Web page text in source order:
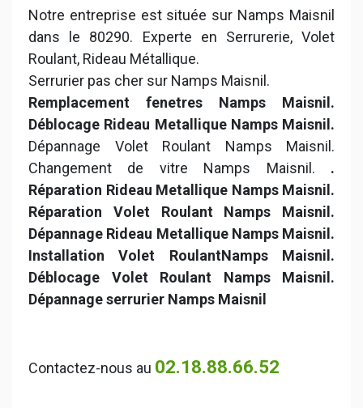
Notre entreprise est située sur Namps Maisnil
dans le 80290. Experte en Serrurerie, Volet
Roulant, Rideau Métallique.
Serrurier pas cher sur Namps Maisnil.
Remplacement fenetres Namps Maisnil.
Déblocage Rideau Metallique Namps Maisnil.
Dépannage Volet Roulant Namps Maisnil.
Changement de vitre Namps Maisnil. .
Réparation Rideau Metallique Namps Maisnil.
Réparation Volet Roulant Namps Maisnil.
Dépannage Rideau Metallique Namps Maisnil.
Installation Volet RoulantNamps Maisnil.
Déblocage Volet Roulant Namps Maisnil.
Dépannage serrurier Namps Maisnil
Contactez-nous au 02.18.88.66.52